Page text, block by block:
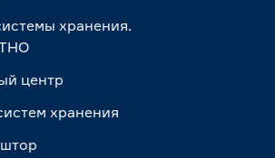
хранения.
центр
хранения